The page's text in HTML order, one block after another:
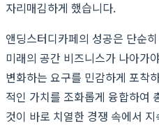
자리매김하게 했습니다.
앤딩스터디카페의 성공은 단순
미래의 공간 비즈니스가 나아가
변화하는 요구를 민감하게 포착
적인 가치를 조화롭게 융합하여
것이 바로 치열한 경쟁 속에서